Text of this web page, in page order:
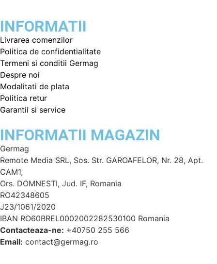
INFORMATII
Livrarea comenzilor
Politica de confidentialitate
Termeni si conditii Germag
Despre noi
Modalitati de plata
Politica retur
Garantii si service
INFORMATII MAGAZIN
Germag
Remote Media SRL, Sos. Str. GAROAFELOR, Nr. 28, Apt.
CAM1,
Ors. DOMNESTI, Jud. IF, Romania
RO42348605
J23/1061/2020
IBAN RO60BREL0002002282530100 Romania
Contacteaza-ne: +40750 255 566
Email: contact@germag.ro